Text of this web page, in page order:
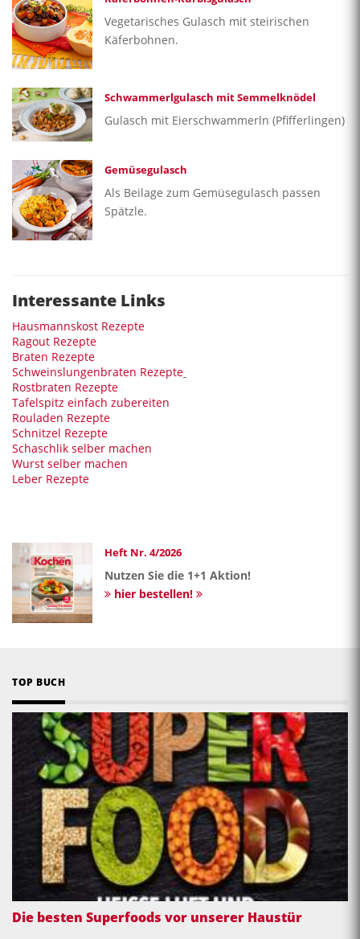
Vegetarisches Gulasch mit steirischen
Käferbohnen.
Schwammerlgulasch mit Semmelknödel
Gulasch mit Eierschwammerln (Pfifferlingen)
Gemüsegulasch
Als Beilage zum Gemüsegulasch passen
Spätzle.
Interessante Links
Hausmannskost Rezepte
Ragout Rezepte
Braten Rezepte
Schweinslungenbraten Rezepte
Rostbraten Rezepte
Tafelspitz einfach zubereiten
Rouladen Rezepte
Schnitzel Rezepte
Schaschlik selber machen
Wurst selber machen
Leber Rezepte
Heft Nr. 4/2026
Nutzen Sie die 1+1 Aktion!
hier bestellen!
TOP BUCH
Die besten Superfoods vor unserer Haustür